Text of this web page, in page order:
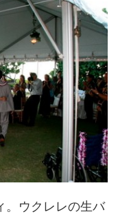
。ウクレレの生バ